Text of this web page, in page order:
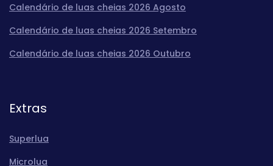
Calendário de luas cheias 2026 Agosto
Calendário de luas cheias 2026 Setembro
Calendário de luas cheias 2026 Outubro
Extras
Superlua
Microlua